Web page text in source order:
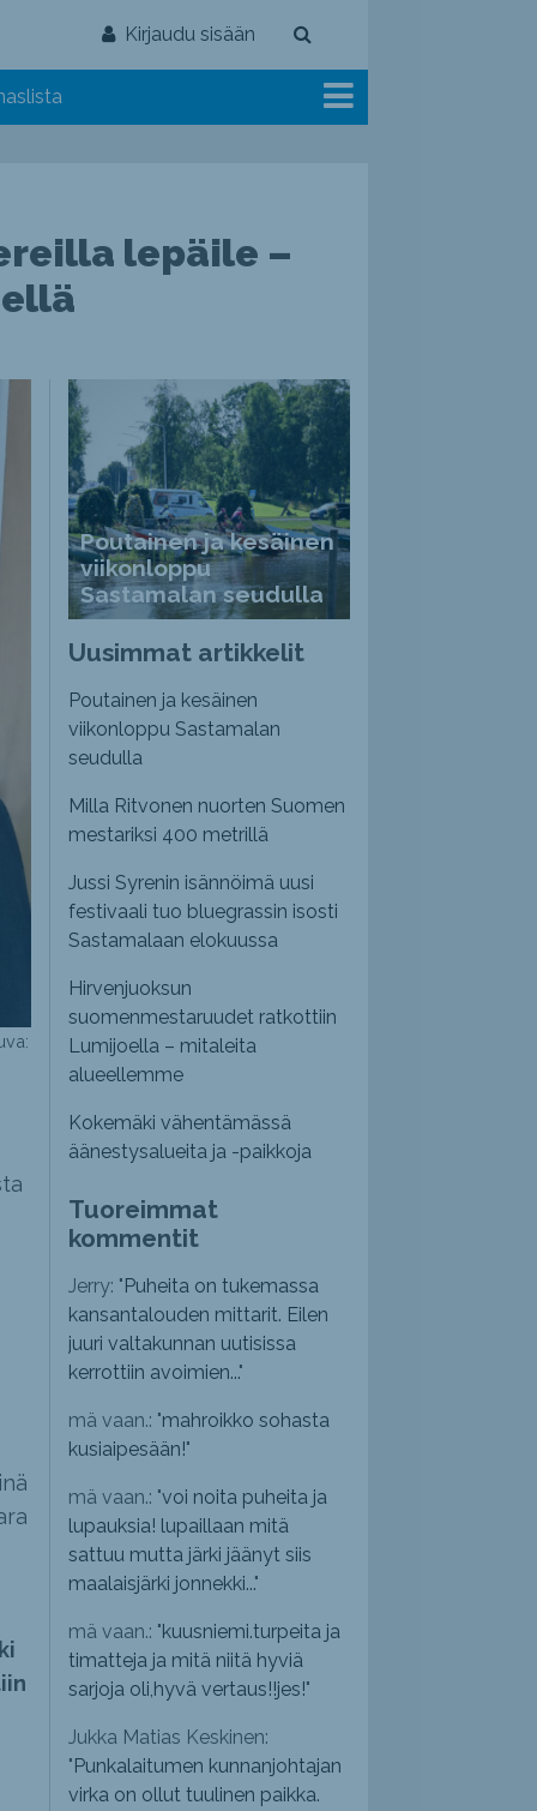
Kirjaudu sisään
lepäile –
Poutainen ja kesäinen
viikonloppu
Sastamalan seudulla
Uusimmat artikkelit
Poutainen ja kesäinen
viikonloppu Sastamalan
seudulla
Milla Ritvonen nuorten Suomen
mestariksi 400 metrillä
Jussi Syrenin isännöimä uusi
festivaali tuo bluegrassin isosti
Sastamalaan elokuussa
Hirvenjuoksun
suomenmestaruudet ratkottiin
Lumijoella – mitaleita
alueellemme
Kokemäki vähentämässä
äänestysalueita ja -paikkoja
Tuoreimmat
kommentit
Jerry: " Puheita on tukemassa
kansantalouden mittarit. Eilen
juuri valtakunnan uutisissa
kerrottiin avoimien..."
mä vaan.: "mahroikko sohasta
kusiaipesään!"
mä vaan.: "voi noita puheita ja
lupauksia! lupaillaan mitä
sattuu mutta järki jäänyt siis
maalaisjärki jonnekki..."
mä vaan.: "kuusniemi.turpeita ja
timatteja ja mitä niitä hyviä
sarjoja oli,hyvä vertaus!!jes!"
Jukka Matias Keskinen:
" Punkalaitumen kunnanjohtajan
virka on ollut tuulinen paikka.